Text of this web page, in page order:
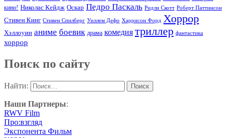
кино! Николас Кейдж Оскар Педро Паскаль Ридли Скотт Роберт Паттинсон
Стивен Кинг Стивен Спилберг Уиллем Дефо Харрисон Форд Хоррор
Хэллоуин аниме боевик драма комедия триллер фантастика
хоррор
Поиск по сайту
Найти:
Наши Партнеры:
RWV Film
Про:взгляд
Экспонента Фильм